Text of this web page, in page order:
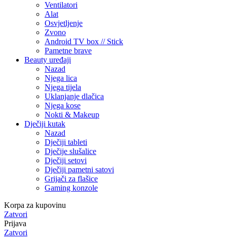
Ventilatori
Alat
Osvjetljenje
Zvono
Android TV box // Stick
Pametne brave
Beauty uređaji
Nazad
Njega lica
Njega tijela
Uklanjanje dlačica
Njega kose
Nokti & Makeup
Dječiji kutak
Nazad
Dječiji tableti
Dječije slušalice
Dječiji setovi
Dječiji pametni satovi
Grijači za flašice
Gaming konzole
Korpa za kupovinu
Zatvori
Prijava
Zatvori